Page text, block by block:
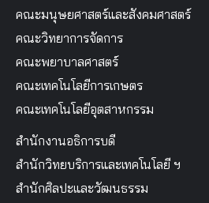
คณะมนุษยศาสตร์และสังคมศาสตร์
คณะวิทยาการจัดการ
คณะพยาบาลศาสตร์
คณะเทคโนโลยีการเกษตร
คณะเทคโนโลยีอุตสาหกรรม
สำนักงานอธิการบดี
สำนักวิทยบริการและเทคโนโลยี ฯ
สำนักศิลปะและวัฒนธรรม